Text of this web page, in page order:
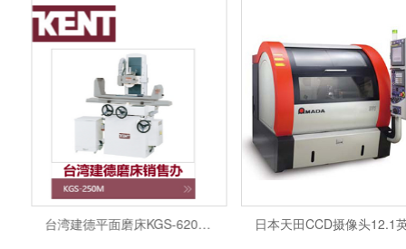
台湾建德平面磨床KGS-620AHD建德维修师傅售后电话